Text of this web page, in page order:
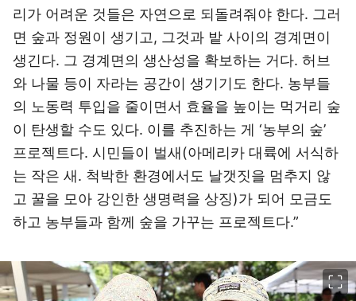
리가 어려운 것들은 자연으로 되돌려줘야 한다. 그러
면 숲과 정원이 생기고, 그것과 밭 사이의 경계면이
생긴다. 그 경계면의 생산성을 확보하는 거다. 허브
와 나물 등이 자라는 공간이 생기기도 한다. 농부들
의 노동력 투입을 줄이면서 효율을 높이는 먹거리 숲
이 탄생할 수도 있다. 이를 추진하는 게 ‘농부의 숲’
프로젝트다. 시민들이 벌새(아메리카 대륙에 서식하
는 작은 새. 척박한 환경에서도 날갯짓을 멈추지 않
고 꿀을 모아 강인한 생명력을 상징)가 되어 모금도
하고 농부들과 함께 숲을 가꾸는 프로젝트다.”